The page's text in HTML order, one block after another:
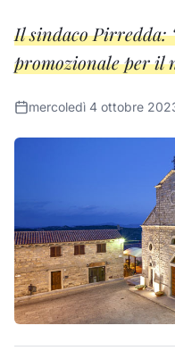
Il sindaco Pirredda:
promozionale per il
mercoledì 4 ottobre